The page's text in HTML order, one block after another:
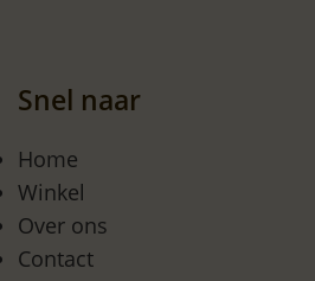
Snel naar
Home
Winkel
Over ons
Contact